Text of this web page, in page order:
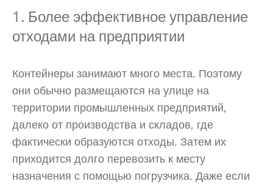
1. Более эффективное управление
отходами на предприятии
Контейнеры занимают много места. Поэтому
они обычно размещаются на улице на
территории промышленных предприятий,
далеко от производства и складов, где
фактически образуются отходы. Затем их
приходится долго перевозить к месту
назначения с помощью погрузчика. Даже если